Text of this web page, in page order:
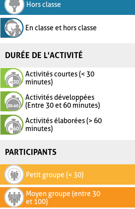
Hors classe
En classe et hors classe
DURÉE DE L'ACTIVITÉ
Activités courtes (< 30
minutes)
Activités développées
(Entre 30 et 60 minutes)
Activités élaborées (> 60
minutes)
PARTICIPANTS
Petit groupe (< 30)
Moyen groupe (entre 30
et 100)